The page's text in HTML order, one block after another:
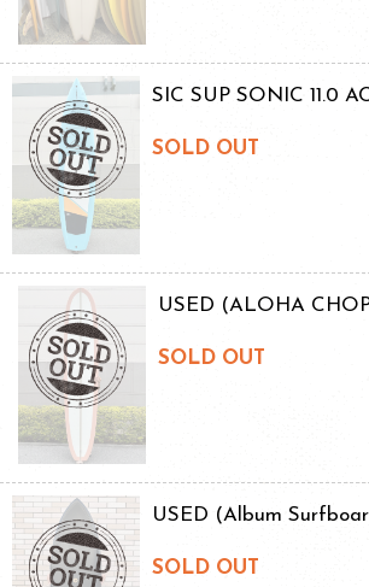
SIC SUP SONIC 11.0
SOLD OUT
USED (ALOHA
SOLD OUT
USED (Album
SOLD OUT